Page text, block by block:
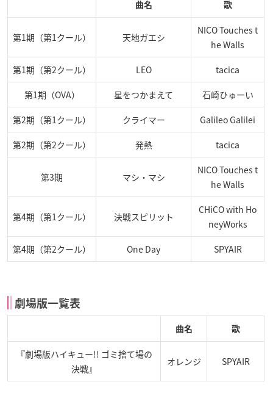
曲名 歌
第1期（第1クール） 天地ガエシ
NICO Touches t
he Walls
第1期（第2クール） LEO tacica
第1期（OVA） 星をつかまえて 石崎ひゅーい
第2期（第1クール） クライマー Galileo Galilei
第2期（第2クール） 発熱 tacica
第3期 マシ・マシ
NICO Touches t
he Walls
第4期（第1クール） 決戦スピリット
CHiCO with Ho
neyWorks
第4期（第2クール） One Day SPYAIR
劇場版一覧表
曲名 歌
『劇場版ハイキュー!! ゴミ捨て場の
決戦』
オレンジ SPYAIR